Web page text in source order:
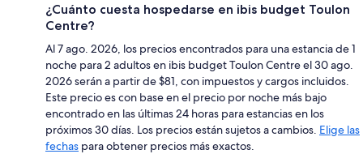
¿Cuánto cuesta hospedarse en ibis budget Toulon
Centre?
Al 7 ago. 2026, los precios encontrados para una estancia de 1
noche para 2 adultos en ibis budget Toulon Centre el 30 ago.
2026 serán a partir de $81, con impuestos y cargos incluidos.
Este precio es con base en el precio por noche más bajo
encontrado en las últimas 24 horas para estancias en los
próximos 30 días. Los precios están sujetos a cambios. Elige las
fechas para obtener precios más exactos.